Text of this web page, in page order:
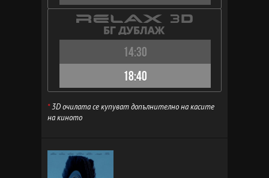
14:30
18:40
*3D очилата се купуват допълнително на касите
на киното